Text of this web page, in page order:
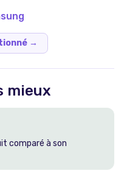
→
mieux
comparé à son